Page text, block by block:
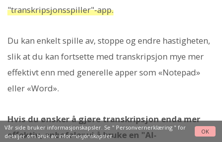
"transkripsjonsspiller"-app.
Du kan enkelt spille av, stoppe og endre hastigheten,
slik at du kan fortsette med transkripsjon mye mer
effektivt enn med generelle apper som «Notepad»
eller «Word».
Hvis du ønsker å gjøre transkripsjon enda mer
effektiv, anbefaler vi å bruke en "AI-
Vår side bruker informasjonskapsler. Se " Personvernerklæring" for
detaljer om bruk av informasjonskapsler.
OK